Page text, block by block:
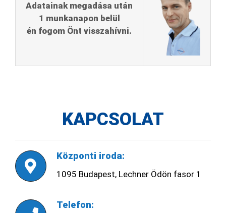
Adatainak megadása után
1 munkanapon belül
én fogom Önt visszahívni.
KAPCSOLAT
Központi iroda:
1095 Budapest, Lechner Ödön fasor 1
Telefon: